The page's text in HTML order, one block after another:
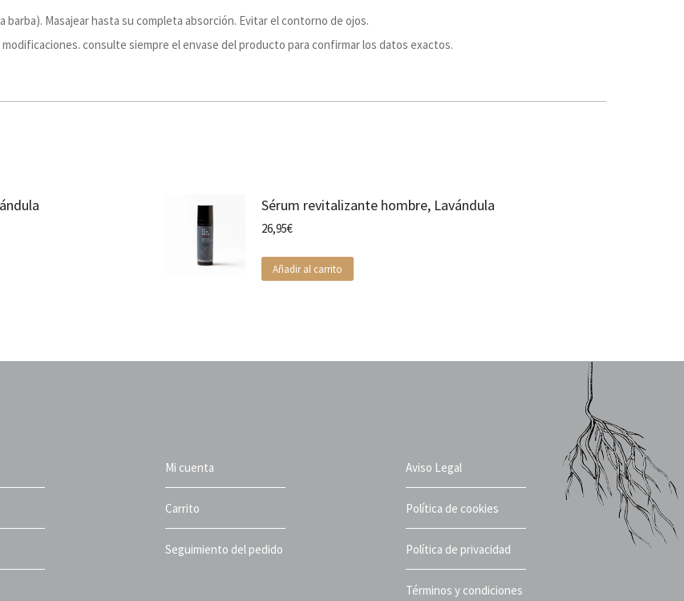
Masajear hasta su completa absorción. Evitar el contorno de ojos.
consulte siempre el envase del producto para confirmar los datos exactos.
Sérum revitalizante hombre, Lavándula
26,95€
Añadir al carrito
Mi cuenta
Carrito
Seguimiento del pedido
Aviso Legal
Política de cookies
Política de privacidad
Términos y condiciones